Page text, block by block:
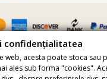
confidențialitatea
web, acesta poate stoca sau
ales sub forma "cookies".